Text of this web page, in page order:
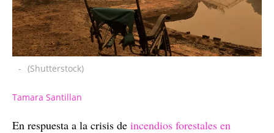
- (Shutterstock)
Tamara Santillan
En respuesta a la crisis de incendios forestales en